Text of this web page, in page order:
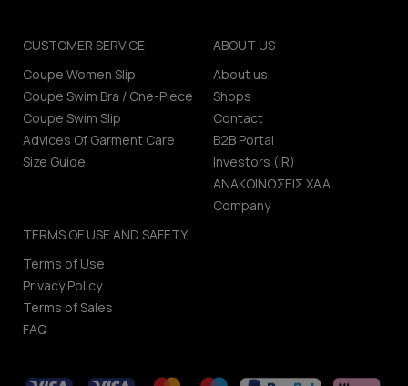
CUSTOMER SERVICE
Coupe Women Slip
Coupe Swim Bra / One-Piece
Coupe Swim Slip
Advices Of Garment Care
Size Guide
ABOUT US
About us
Shops
Contact
B2B Portal
Investors (IR)
ΑΝΑΚΟΙΝΩΣΕΙΣ ΧΑΑ
Company
TERMS OF USE AND SAFETY
Terms of Use
Privacy Policy
Terms of Sales
FAQ